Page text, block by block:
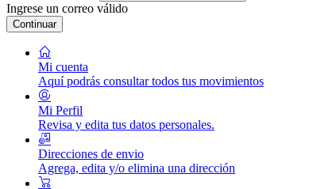
Ingrese un correo válido
Continuar
Mi cuenta
Aquí podrás consultar todos tus movimientos
Mi Perfil
Revisa y edita tus datos personales.
Direcciones de envio
Agrega, edita y/o elimina una dirección